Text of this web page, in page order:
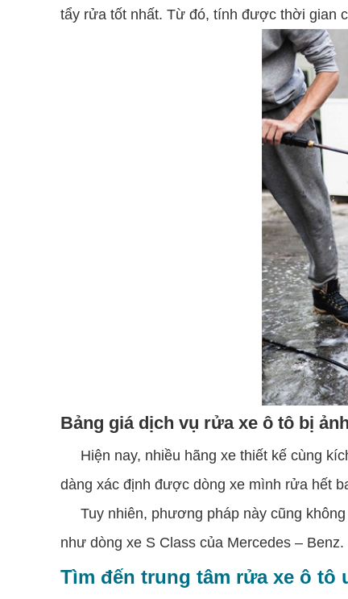
tẩy rửa tốt nhất. Từ đó, tính được thời gian
Bảng giá dịch vụ rửa xe ô tô bị
Hiện nay, nhiều hãng xe thiết kế cùng
dàng xác định được dòng xe mình rửa hết
Tuy nhiên, phương pháp này cũng
như dòng xe S Class của Mercedes –
Tìm đến trung tâm rửa xe ô tô